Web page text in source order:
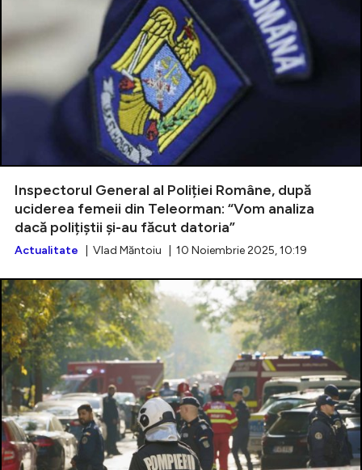
Inspectorul General al Poliției Române, după
uciderea femeii din Teleorman: “Vom analiza
dacă polițiștii și-au făcut datoria”
Actualitate | Vlad Măntoiu | 10 Noiembrie 2025, 10:19